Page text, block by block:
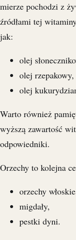
mierze pochodzi z
źródłami tej
jak:
olej
olej rzepakowy,
olej
Warto również
wyższą zawartość
odpowiedniki.
Orzechy to kolejna
orzechy
migdały,
pestki dyni.